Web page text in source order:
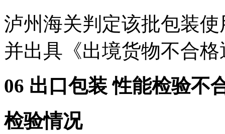
泸州海关判定该批包装
并出具《出境货物不合
06 出口包装 性能检验不
检验情况